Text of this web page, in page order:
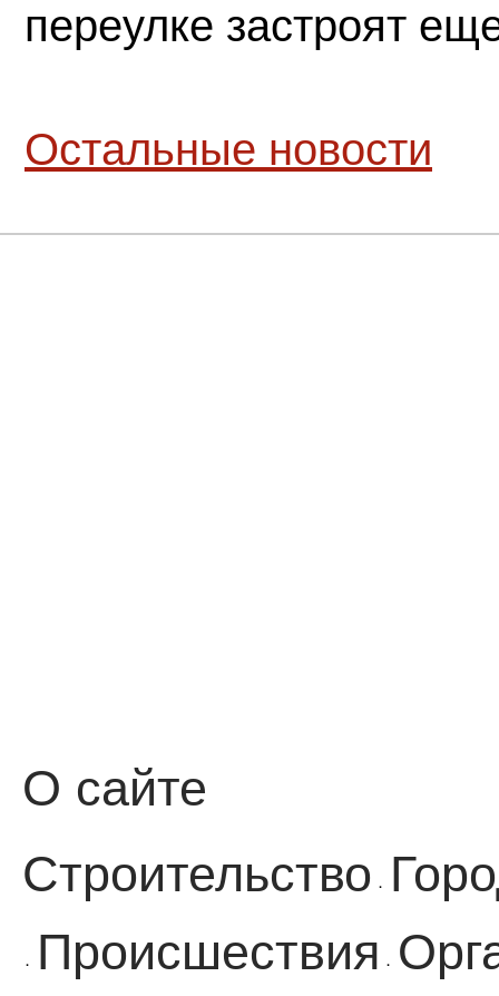
переулке застроят
Остальные новости
О сайте
Строительство ·
· Происшествия ·